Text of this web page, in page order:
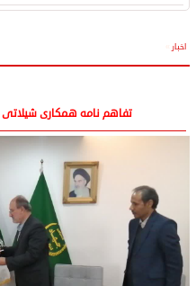
اخبار
تفاهم نامه همکاری